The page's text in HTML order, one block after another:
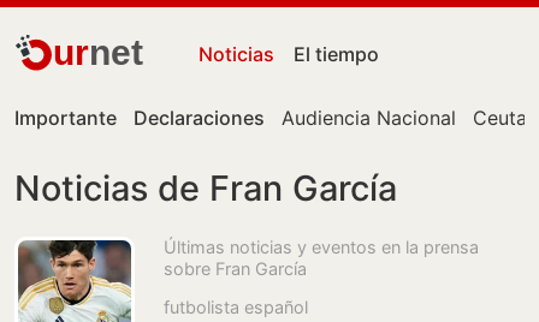
urnet Noticias El tiempo
Importante Declaraciones Audiencia Nacional Ceuta
Noticias de Fran García
Últimas noticias y eventos en la prensa
sobre Fran García
futbolista español